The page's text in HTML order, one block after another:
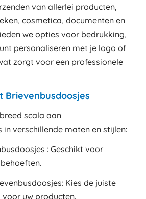
van allerlei producten,
cosmetica, documenten en
we opties voor bedrukking,
personaliseren met je logo of
zorgt voor een professionele
Brievenbusdoosjes
scala aan
in verschillende maten en stijlen:
: Geschikt voor
Kies de juiste
uw producten.